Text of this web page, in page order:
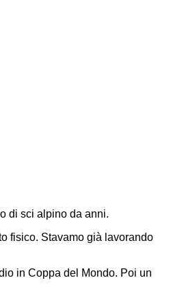
di sci alpino da anni.
fisico. Stavamo già lavorando
in Coppa del Mondo. Poi un